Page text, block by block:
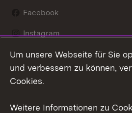
Facebook
Instagram
LinkedIn
Um unsere Webseite für Sie
und verbessern zu können,
Cookies.
Weitere Informationen zu